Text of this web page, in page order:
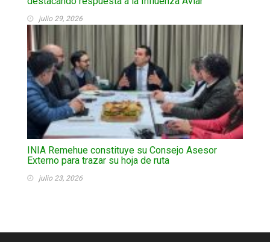
julio 29, 2026
INIA Remehue constituye su Consejo Asesor
Externo para trazar su hoja de ruta
julio 23, 2026